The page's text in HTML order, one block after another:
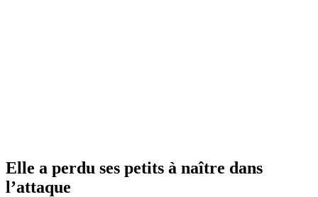
Elle a perdu ses petits à naître dans
l’attaque